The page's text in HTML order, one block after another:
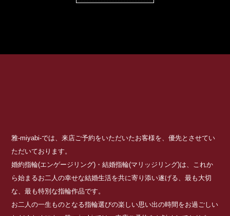
雅-miyabi-では、来店ご予約をいただいたお客様を、優先とさせてい
ただいております。
婚約指輪(エンゲージリング)・結婚指輪(マリッジリング)は、これか
ら始まるお二人の幸せな結婚生活を共に寄り添い遂げる、最も大切
な、最も特別な指輪作品です。
お二人の一生ものとなる指輪選びの楽しい思い出の時間をお過ごしい